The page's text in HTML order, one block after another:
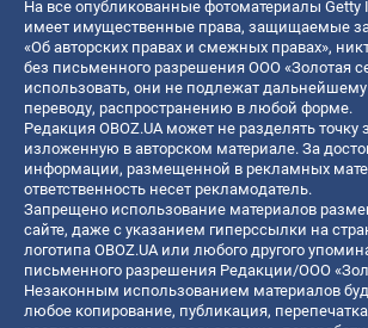
На все опубликованные фотоматериалы Getty
имеет имущественные права, защищаемые
«Об авторских правах и смежных правах»,
без письменного разрешения ООО «Золотая
использовать, они не подлежат дальнейшему
переводу, распространению в любой форме.
Редакция OBOZ.UA может не разделять точку
изложенную в авторском материале. За
информации, размещенной в рекламных
ответственность несет рекламодатель.
Запрещено использование материалов
сайте, даже с указанием гиперссылки на
логотипа OBOZ.UA или любого другого
письменного разрешения Редакции/ООО
Незаконным использованием материалов
любое копирование, публикация,